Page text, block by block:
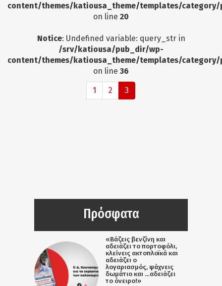
content/themes/katiousa_theme/templates/
on line 20
Notice: Undefined variable: query_str in
/srv/katiousa/pub_dir/wp-
content/themes/katiousa_theme/templates/
on line 36
1 2 3
Πρόσφατα
«Βάζεις βενζίνη και
αδειάζει το πορτοφόλι,
κλείνεις ακτοπλοϊκά και
αδειάζει ο
λογαριασμός, ψάχνεις
δωμάτιο και …αδειάζει
το όνειρο!»